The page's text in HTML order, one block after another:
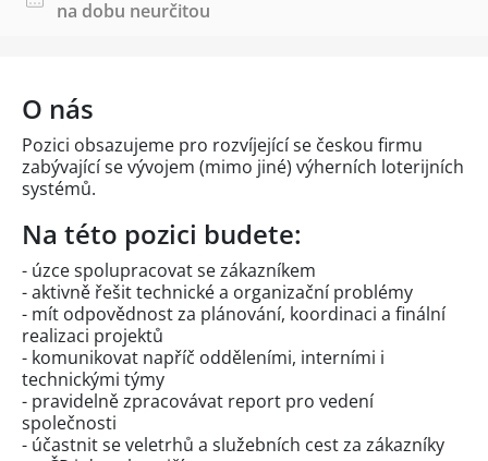
na dobu neurčitou
O nás
Pozici obsazujeme pro rozvíjející se českou firmu
zabývající se vývojem (mimo jiné) výherních loterijních
systémů.
Na této pozici budete:
- úzce spolupracovat se zákazníkem
- aktivně řešit technické a organizační problémy
- mít odpovědnost za plánování, koordinaci a finální
realizaci projektů
- komunikovat napříč odděleními, interními i
technickými týmy
- pravidelně zpracovávat report pro vedení
společnosti
- účastnit se veletrhů a služebních cest za zákazníky